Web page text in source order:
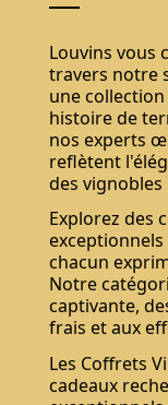
Louvins vous
travers notre
une
histoire de
nos experts
reflètent
des
Explorez des
exceptionnels
chacun
Notre
captivante,
frais et aux
Les Coffrets
cadeaux